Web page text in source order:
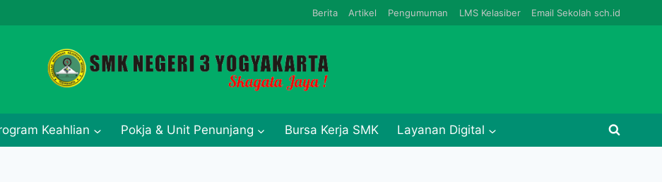
Berita Artikel Pengumuman LMS Kelasiber Email Sekolah sch.id
Keahlian Pokja & Unit Penunjang Bursa Kerja SMK Layanan Digital